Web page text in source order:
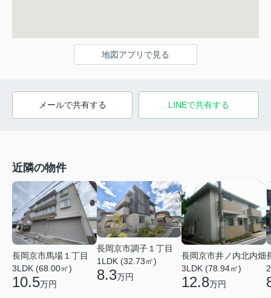
地図アプリで見る
メールで共有する LINEで共有する
近隣の物件
長岡京市馬場１丁目
3LDK (68.00㎡)
10.5万円
長岡京市調子１丁目
1LDK (32.73㎡)
8.3万円
長岡京市井ノ内北内畑
3LDK (78.94㎡)
12.8万円